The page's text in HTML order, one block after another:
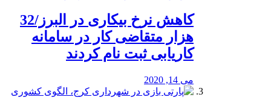
کاهش نرخ بیکاری در البرز/32
هزار متقاضی کار در سامانه
کاریابی ثبت نام کردند
می 14, 2020